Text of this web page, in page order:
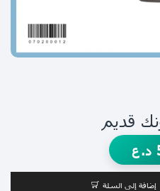
قديم
د.ع
إضافة إلى السلة